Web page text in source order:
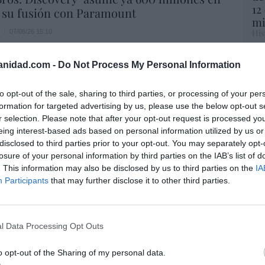
- Do Not Process My Personal Information
opt-out of the sale, sharing to third parties, or processing of your
for targeted advertising by us, please use the below opt-out
selection. Please note that after your opt-out request is processed
interest-based ads based on personal information utilized by us
to third parties prior to your opt-out. You may separately
of your personal information by third parties on the IAB’s list of
This information may also be disclosed by us to third parties on the
Participants that may further disclose it to other third parties.
Data Processing Opt Outs
opt-out of the Sharing of my personal data.
su fusión con Paramount
posible: Apollo... pero no podrá hacerse
total
07/08/26 14:09
Comienza el diálogo entre chavismo y
de la oposición, pero los venezolanos
Corina
velocidad caen un 15,5% hasta junio